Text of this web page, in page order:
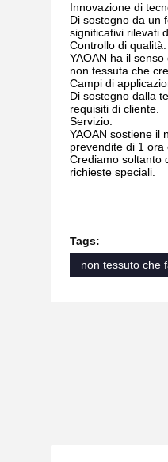
Innovazione di
Di sostegno da un
significativi rilevati
Controllo di qualità:
YAOAN ha il
non tessuta che
Campi di
Di sostegno dalla
requisiti di cliente.
Servizio:
YAOAN sostiene il
prevendite di 1 ora
Crediamo soltanto
richieste speciali.
Tags:
non tessuto che